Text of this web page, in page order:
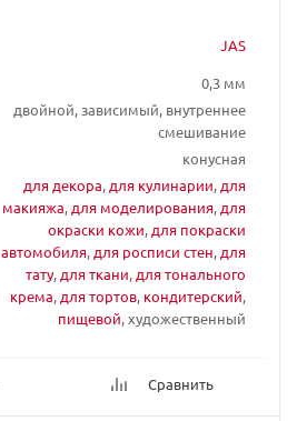
JAS
0,3 мм
двойной, зависимый, внутреннее
смешивание
конусная
для декора, для кулинарии, для
макияжа, для моделирования, для
окраски кожи, для покраски
автомобиля, для росписи стен, для
тату, для ткани, для тонального
крема, для тортов, кондитерский,
пищевой, художественный
Сравнить